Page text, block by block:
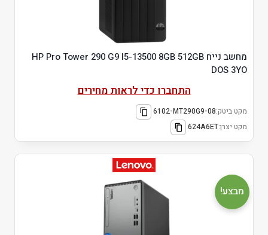
מחשב נייח HP Pro Tower 290 G9 I5-13500 8GB 512GB
DOS 3YO
התחברו כדי לראות מחירים
מקט ביטק:6102-MT290G9-08
מקט יצרן:624A6ET
מבצע!